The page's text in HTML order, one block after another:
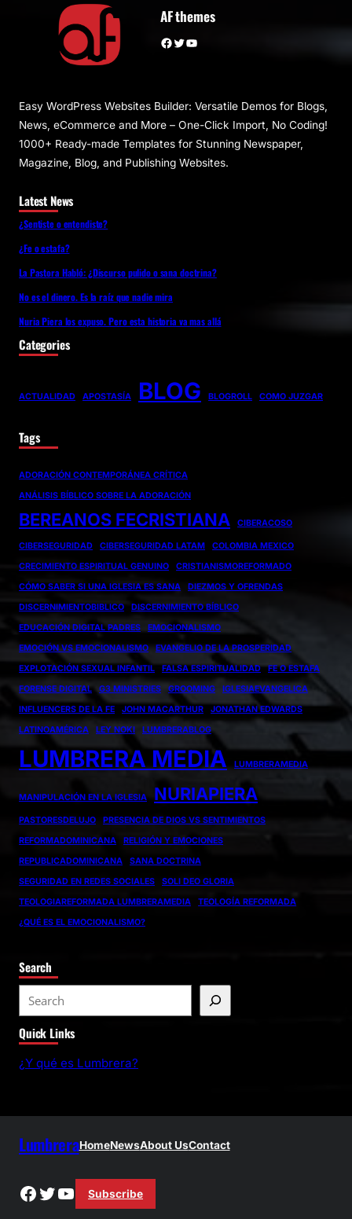
AF themes
Facebook Twitter YouTube
Easy WordPress Websites Builder: Versatile Demos for Blogs,
News, eCommerce and More – One-Click Import, No Coding!
1000+ Ready-made Templates for Stunning Newspaper,
Magazine, Blog, and Publishing Websites.
Latest News
¿Sentiste o entendiste?
¿Fe o estafa?
La Pastora Habló: ¿Discurso pulido o sana doctrina?
No es el dinero. Es la raíz que nadie mira
Nuria Piera los expuso. Pero esta historia va mas allá
Categories
ACTUALIDAD APOSTASÍA BLOG BLOGROLL COMO JUZGAR
Tags
ADORACIÓN CONTEMPORÁNEA CRÍTICA
ANÁLISIS BÍBLICO SOBRE LA ADORACIÓN
BEREANOS FECRISTIANA CIBERACOSO
CIBERSEGURIDAD CIBERSEGURIDAD LATAM
COLOMBIA MEXICO
CRECIMIENTO ESPIRITUAL GENUINO
CRISTIANISMOREFORMADO
CÓMO SABER SI UNA IGLESIA ES SANA
DIEZMOS Y OFRENDAS
DISCERNIMIENTOBIBLICO
DISCERNIMIENTO BÍBLICO
EDUCACIÓN DIGITAL PADRES
EMOCIONALISMO
EMOCIÓN VS EMOCIONALISMO
EVANGELIO DE LA PROSPERIDAD
EXPLOTACIÓN SEXUAL INFANTIL
FALSA ESPIRITUALIDAD
FE O ESTAFA
FORENSE DIGITAL
G3 MINISTRIES GROOMING
IGLESIAEVANGELICA
INFLUENCERS DE LA FE
JOHN MACARTHUR
JONATHAN EDWARDS
LATINOAMÉRICA
LEY NOKI LUMBRERABLOG
LUMBRERA MEDIA LUMBRERAMEDIA
MANIPULACIÓN EN LA IGLESIA NURIAPIERA
PASTORESDELUJO
PRESENCIA DE DIOS VS SENTIMIENTOS
REFORMADOMINICANA
RELIGIÓN Y EMOCIONES
REPUBLICADOMINICANA
SANA DOCTRINA
SEGURIDAD EN REDES SOCIALES
SOLI DEO GLORIA
TEOLOGIAREFORMADA LUMBRERAMEDIA
TEOLOGÍA REFORMADA
¿QUÉ ES EL EMOCIONALISMO?
Search
e
a
Quick Links
¿Y qué es Lumbrera?
LumbreraHomeNewsAbout UsContact
Facebook
Twitter
YouTube
Subscribe